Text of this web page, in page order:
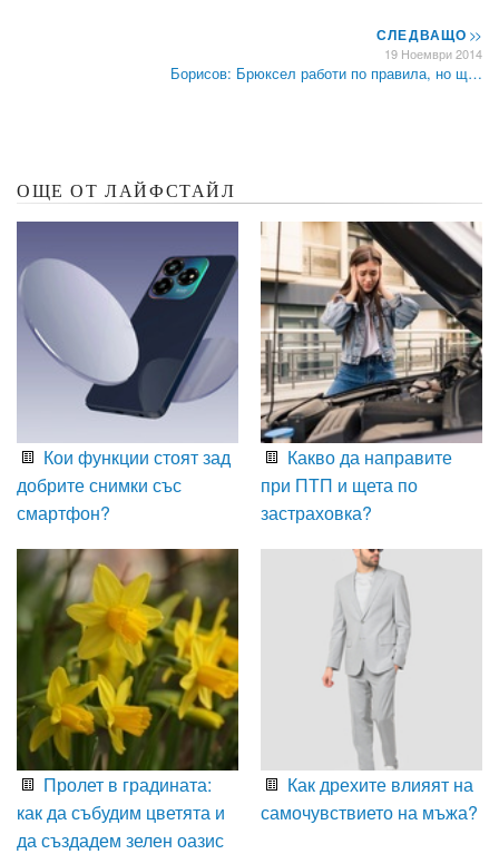
СЛЕДВАЩО>>
19 Ноември 2014
Борисов: Брюксел работи по правила, но щ…
ОЩЕ ОТ ЛАЙФСТАЙЛ
Кои функции стоят зад
добрите снимки със
смартфон?
Какво да направите
при ПТП и щета по
застраховка?
Пролет в градината:
как да събудим цветята и
да създадем зелен оазис
Как дрехите влияят на
самочувствието на мъжа?